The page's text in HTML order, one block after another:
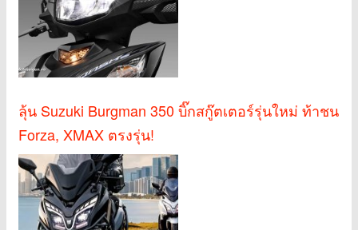
ลุ้น Suzuki Burgman 350 บิ๊กสกู๊ตเตอร์รุ่นใหม่ ท้าชน
Forza, XMAX ตรงรุ่น!